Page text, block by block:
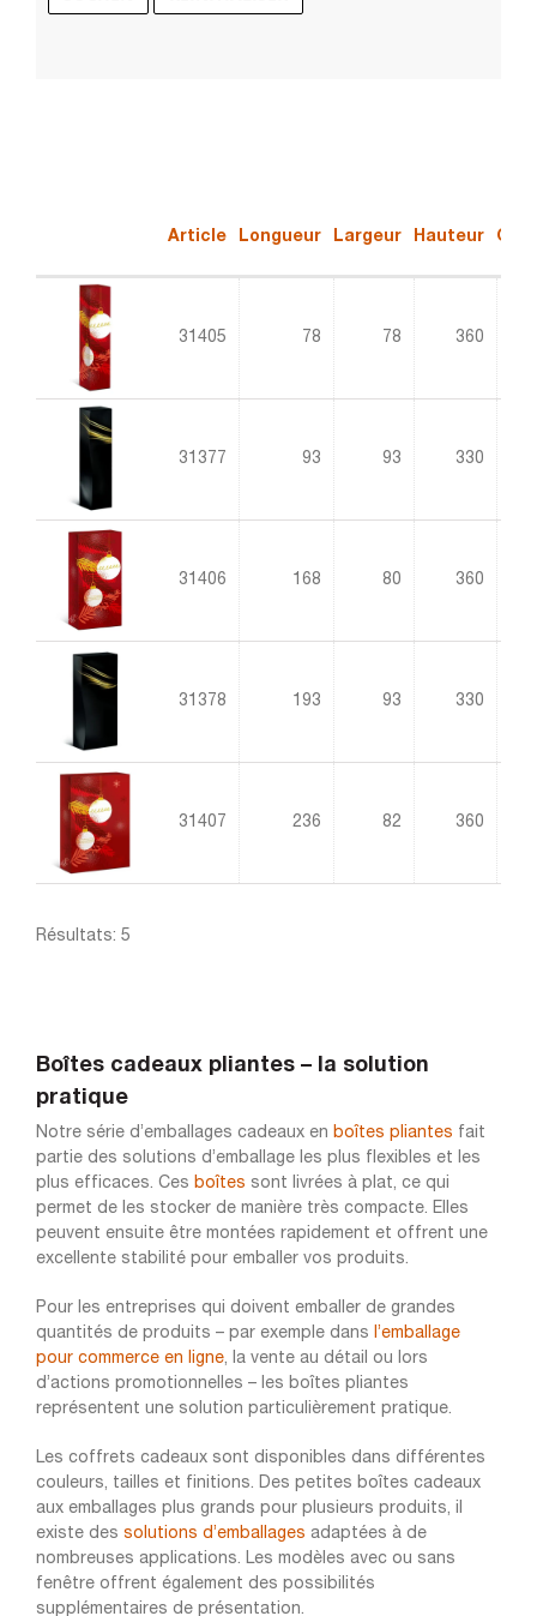
Article Longueur Largeur Hauteur
31405 78 78 360
31377 93 93 330
31406 168 80 360
31378 193 93 330
31407 236 82 360
Résultats: 5
Boîtes cadeaux pliantes – la solution
pratique
Notre série d’emballages cadeaux en boîtes pliantes fait
partie des solutions d’emballage les plus flexibles et les
plus efficaces. Ces boîtes sont livrées à plat, ce qui
permet de les stocker de manière très compacte. Elles
peuvent ensuite être montées rapidement et offrent une
excellente stabilité pour emballer vos produits.
Pour les entreprises qui doivent emballer de grandes
quantités de produits – par exemple dans
l’emballage
pour commerce en ligne, la vente au détail ou lors
d’actions promotionnelles – les boîtes pliantes
représentent une solution particulièrement pratique.
Les coffrets cadeaux sont disponibles dans différentes
couleurs, tailles et finitions. Des petites boîtes cadeaux
aux emballages plus grands pour plusieurs produits, il
existe des solutions d’emballages adaptées à de
nombreuses applications. Les modèles avec ou sans
fenêtre offrent également des possibilités
supplémentaires de présentation.